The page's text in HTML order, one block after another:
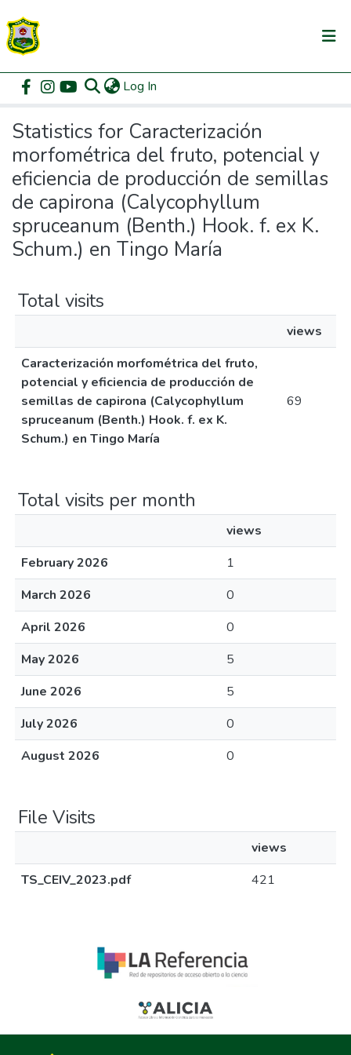
Log In
Communities & Collections
All of DSpace
Home Statistics
Statistics for Caracterización
morfométrica del fruto, potencial y
eficiencia de producción de semillas
de capirona (Calycophyllum
spruceanum (Benth.) Hook. f. ex K.
Schum.) en Tingo María
Total visits
views
Caracterización morfométrica del fruto,
potencial y eficiencia de producción de
semillas de capirona (Calycophyllum
spruceanum (Benth.) Hook. f. ex K.
Schum.) en Tingo María
69
Total visits per month
views
February 2026
1
March 2026
0
April 2026
0
May 2026
5
June 2026
5
July 2026
0
August 2026
0
File Visits
views
TS_CEIV_2023.pdf
421